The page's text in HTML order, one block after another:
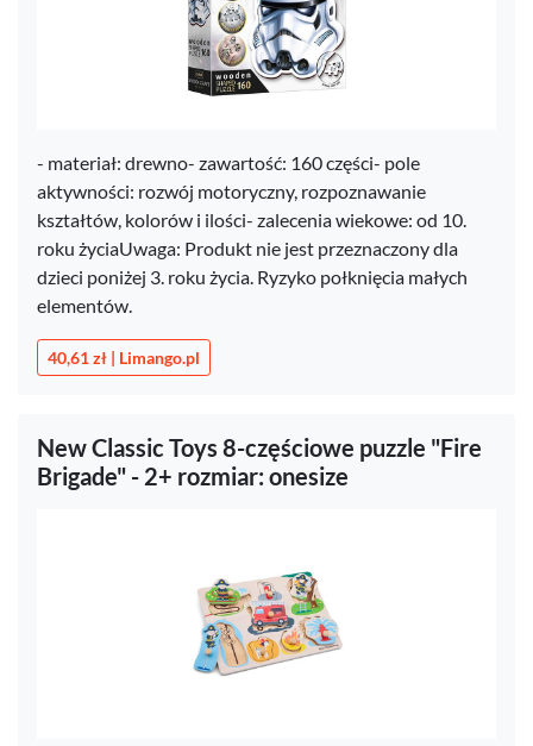
- materiał: drewno- zawartość: 160 części- pole
aktywności: rozwój motoryczny, rozpoznawanie
kształtów, kolorów i ilości- zalecenia wiekowe: od 10.
roku życiaUwaga: Produkt nie jest przeznaczony dla
dzieci poniżej 3. roku życia. Ryzyko połknięcia małych
elementów.
40,61 zł | Limango.pl
New Classic Toys 8-częściowe puzzle "Fire
Brigade" - 2+ rozmiar: onesize